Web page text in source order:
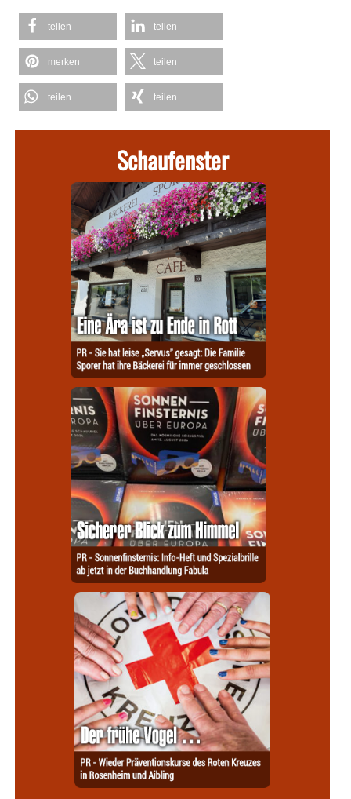
teilen teilen
merken teilen
teilen teilen
Schaufenster